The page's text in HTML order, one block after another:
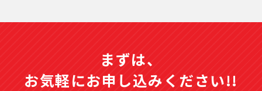
まずは、
お気軽にお申し込みください!!